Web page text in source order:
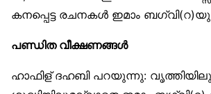
കനപ്പെട്ട രചനകള്‍ ഇമാം
പണ്ഡിത വീക്ഷണങ്ങള്‍
ഹാഫിള് ദഹബി പറയുന്നു: